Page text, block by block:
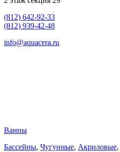
(812) 642-92-33
(812) 939-42-48
info@aquacera.ru
Ванны
Бассейны, Чугунные, Акриловые,